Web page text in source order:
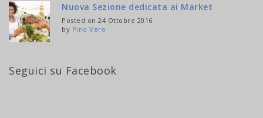
Nuova Sezione dedicata ai Market
Posted on 24 Ottobre 2016
by Pino Vero
Seguici su Facebook